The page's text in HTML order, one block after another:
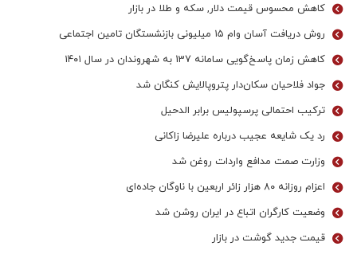
کاهش محسوس قیمت دلار, سکه و طلا در بازار
روش دریافت آسان وام ۱۵ میلیونی بازنشستگان تامین اجتماعی
کاهش زمان پاسخ‌گویی سامانه 137 به شهروندان در سال ۱۴۰۱
جواد فلاحیان سکان‌دار پتروپالایش کنگان شد
ترکیب احتمالی پرسپولیس برابر الدحیل
رد یک شایعه عجیب درباره علیرضا زاکانی
وزارت صمت مدافع واردات روغن شد
اعزام روزانه ۸۰ هزار زائر اربعین با ناوگان جاده‌ای
وضعیت کارگران اتباع در ایران روشن شد
قیمت جدید گوشت در بازار